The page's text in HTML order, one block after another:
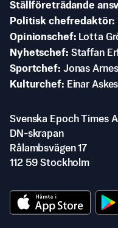
Ställföreträdande
Politisk chefredaktör
Opinionschef
Lotta
Nyhetschef Staffan
Sportchef Jonas
Kulturchef
Einar
Svenska Epoch Times
DN-skrapan
Rålambsvägen 17
112 59 Stockholm